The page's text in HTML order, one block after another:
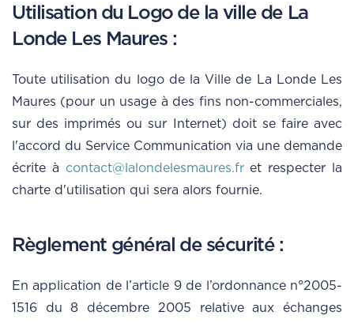
Utilisation du Logo de la ville de La
Londe Les Maures :
Toute utilisation du logo de la Ville de La Londe Les
Maures (pour un usage à des fins non-commerciales,
sur des imprimés ou sur Internet) doit se faire avec
l'accord du Service Communication via une demande
écrite à contact@lalondelesmaures.fret respecter la
charte d'utilisation qui sera alors fournie.
Règlement général de sécurité :
En application de l’article 9 de l’ordonnance n°2005-
1516 du 8 décembre 2005 relative aux échanges